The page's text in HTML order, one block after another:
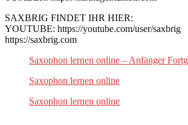
SAXBRIG FINDET IHR HIER:
YOUTUBE: https://youtube.com/user/saxbrig
https://saxbrig.com
Saxophon lernen online – Anfänger
Saxophon lernen online
Saxophon lernen online